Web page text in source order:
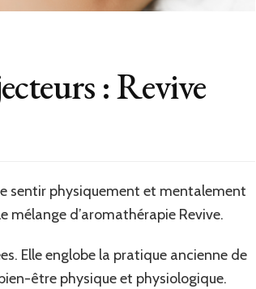
: Revive
sentir physiquement et mentalement
mélange d’aromathérapie Revive.
Elle englobe la pratique ancienne de
être physique et physiologique.